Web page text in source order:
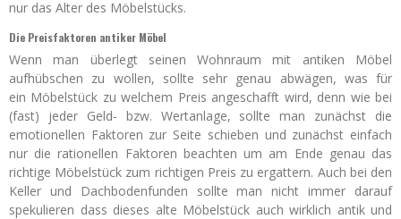
nur das Alter des Möbelstücks.
Die Preisfaktoren antiker Möbel
Wenn man überlegt seinen Wohnraum mit antiken Möbel
aufhübschen zu wollen, sollte sehr genau abwägen, was für
ein Möbelstück zu welchem Preis angeschafft wird, denn wie bei
(fast) jeder Geld- bzw. Wertanlage, sollte man zunächst die
emotionellen Faktoren zur Seite schieben und zunächst einfach
nur die rationellen Faktoren beachten um am Ende genau das
richtige Möbelstück zum richtigen Preis zu ergattern. Auch bei den
Keller und Dachbodenfunden sollte man nicht immer darauf
spekulieren dass dieses alte Möbelstück auch wirklich antik und